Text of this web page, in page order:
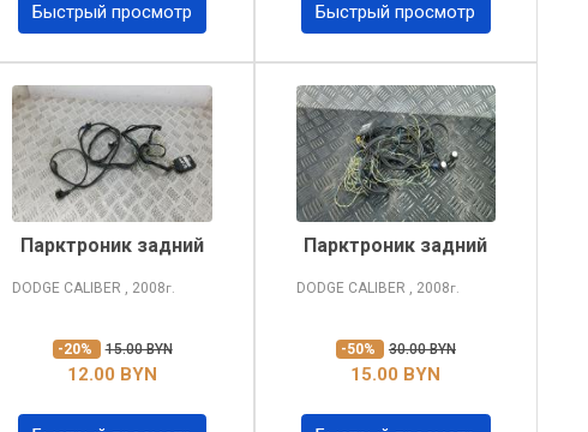
Быстрый просмотр Быстрый просмотр
Парктроник задний
DODGE CALIBER , 2008г.
-20% 15.00 BYN
12.00 BYN
Парктроник задний
DODGE CALIBER , 2008г.
-50% 30.00 BYN
15.00 BYN